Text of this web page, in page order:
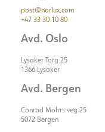
post@norlux.com
+47 33 30 10 80
Avd. Oslo
Lysaker Torg 25
1366 Lysaker
Avd. Bergen
Conrad Mohrs veg 25
5072 Bergen